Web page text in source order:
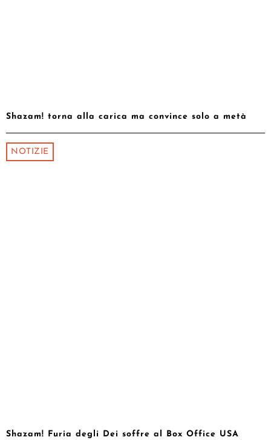
Shazam! torna alla carica ma convince solo a metà
NOTIZIE
Shazam! Furia degli Dei soffre al Box Office USA